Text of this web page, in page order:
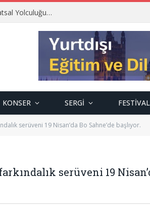
Yolculuğu…
KONSER SERGI FESTIVAL
serüveni 19 Nisan’da Bo Sahne’de başlıyor.
serüveni 19